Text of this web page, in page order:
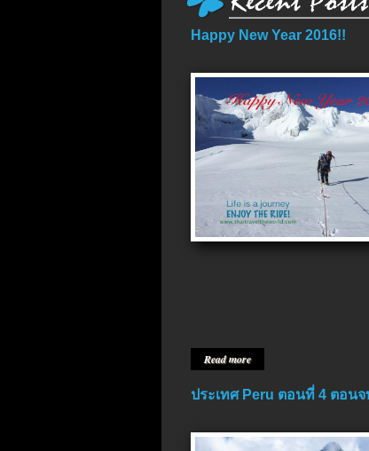
Happy New Year 2016!!
Read more
ประเทศ Peru ตอนที่ 4 ตอนจ